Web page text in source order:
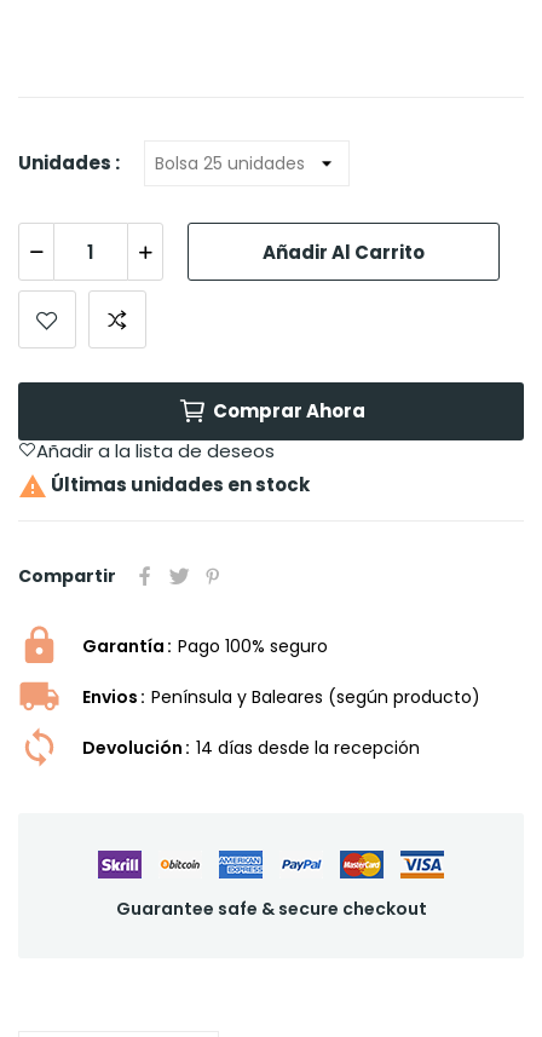
Unidades :
Añadir Al Carrito
Comprar Ahora
Añadir a la lista de deseos
 Últimas unidades en stock
Compartir
Garantía Pago 100% seguro
Envios Península y Baleares (según producto)
Devolución 14 dí­as desde la recepción
Guarantee safe & secure checkout